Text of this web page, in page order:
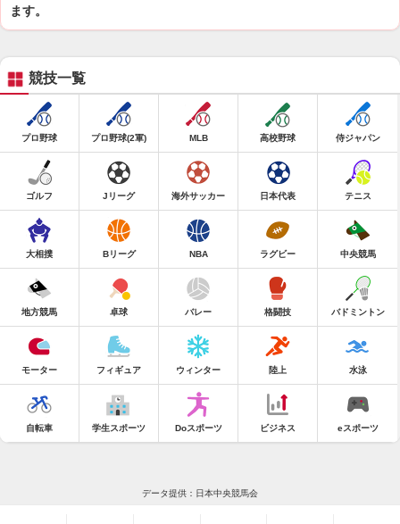
ます。
競技一覧
プロ野球 プロ野球(2軍) MLB 高校野球 侍ジャパン
ゴルフ Jリーグ 海外サッカー 日本代表 テニス
大相撲 Bリーグ NBA ラグビー 中央競馬
地方競馬 卓球 バレー 格闘技 バドミントン
モーター フィギュア ウィンター 陸上 水泳
自転車 学生スポーツ Doスポーツ ビジネス eスポーツ
データ提供：日本中央競馬会